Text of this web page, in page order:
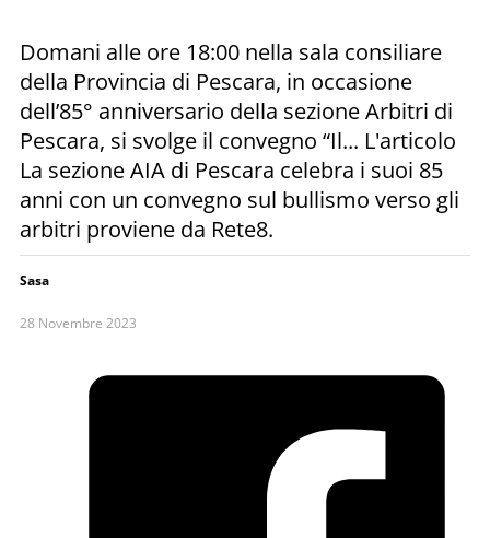
Domani alle ore 18:00 nella sala consiliare
della Provincia di Pescara, in occasione
dell’85° anniversario della sezione Arbitri di
Pescara, si svolge il convegno “Il... L'articolo
La sezione AIA di Pescara celebra i suoi 85
anni con un convegno sul bullismo verso gli
arbitri proviene da Rete8.
Sasa
28 Novembre 2023